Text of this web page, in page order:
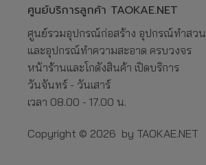
ศูนย์บริการลูกค้า TAOKAE.NET
ศูนย์รวมอุปกรณ์ก่อสร้าง อุปกรณ์ทำสวน
และอุปกรณ์ทำความสะอาด ครบวงจร
หน้าร้านและโกดังสินค้า เปิดบริการ
วันจันทร์ - วันเสาร์
เวลา 08.00 - 17.00 น.
Copyright © 2026 by TAOKAE.NET